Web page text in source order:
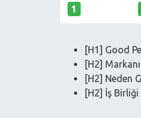
1
[H1] Good
[H2]
[H2] Neden
[H2] İş Birliği